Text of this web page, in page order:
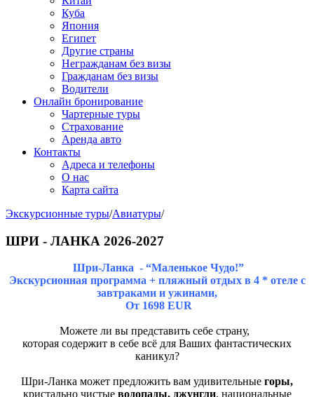
Куба
Япония
Египет
Другие страны
Негражданам без визы
Гражданам без визы
Водители
Онлайн бронирование
Чартерные туры
Страхование
Аренда авто
Контакты
Адреса и телефоны
О нас
Карта сайта
Экскурсионные туры/Авиатуры/
ШРИ - ЛАНКА 2026-2027
Шри-Ланка - “Маленькое Чудо!”
Экскурсионная программа + пляжный отдых в 4 * отеле с
завтраками и ужинами,
От 1698 EUR
Можете ли вы представить себе страну,
которая содержит в себе всё для Ваших фантастических
каникул?
Шри-Ланка может предложить вам удивительные горы,
кристально чистые водопады, джунгли, национальные